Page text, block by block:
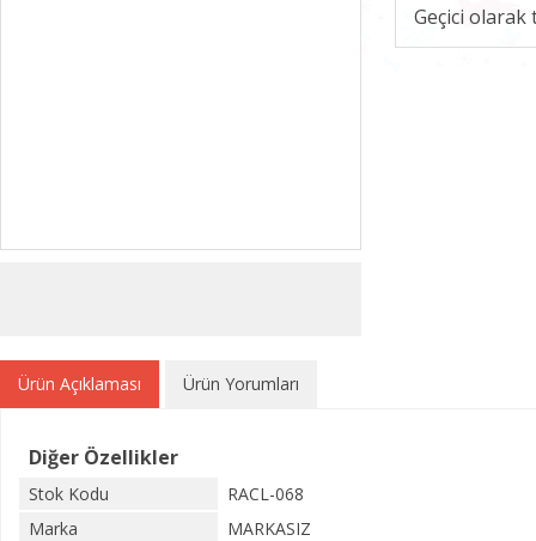
Geçici
Ürün Açıklaması Ürün Yorumları
Diğer Özellikler
Stok Kodu
RACL-068
Marka
MARKASIZ